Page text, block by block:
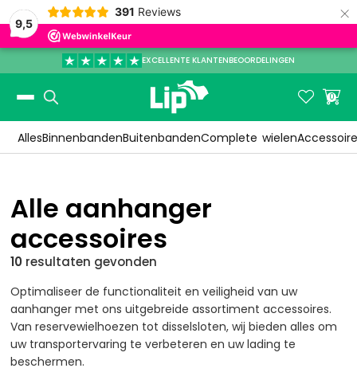
9,5
391 Reviews ×
EXCELLENTE KLANTENBEOORDELINGEN
Slide 3 of 3.
 
0
AllesBinnenbandenBuitenbandenComplete wielen
Alle aanhanger
accessoires
10 resultaten gevonden
Optimaliseer de functionaliteit en veiligheid van uw
aanhanger met ons uitgebreide assortiment accessoires.
Van reservewielhoezen tot disselsloten, wij bieden alles om
uw transportervaring te verbeteren en uw lading te
beschermen.